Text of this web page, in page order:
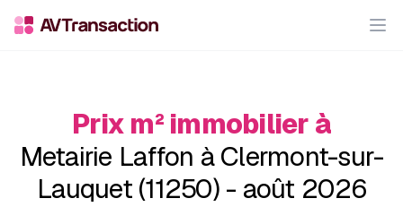
Prix m² immobilier à
Metairie Laffon à Clermont-sur-
Lauquet (11250) - août 2026